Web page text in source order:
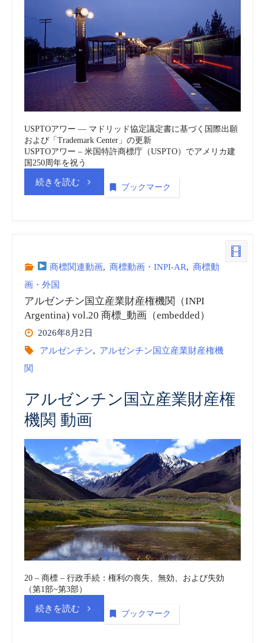
Determines
Trademark
Strength:
Judge
or
Jury?
JDSupra”
USPTOアワー ― マドリッド協定議定書に基づく国際出願
および「Trademark Center」の更新
USPTOアワー – 米国特許商標庁（USPTO）でアメリカ建
国250周年を祝う
続きを読む“米
許
標
商
標
_
動
画
(embedded)
vol.73”
ブックマーク
商標関連動画, 商標動画・INPI-AR, 商標動
画・外国
アルゼンチン国立産業財産権機関（INPI
Argentina) vol.20 商標_動画（embedded）
2026年8月2日
アルゼンチン, アルゼンチン国立産業財産権機
関
アルゼンチン国立産業財産権
機関 動画
20 – 商標 – 行政手続：権利の喪失、無効、および失効
（第1部~第3部）
続きを読む“ア
ブックマーク